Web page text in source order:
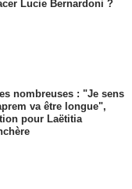
Lucie Bernardoni ?
nombreuses : "Je sens
va être longue",
pour Laëtitia